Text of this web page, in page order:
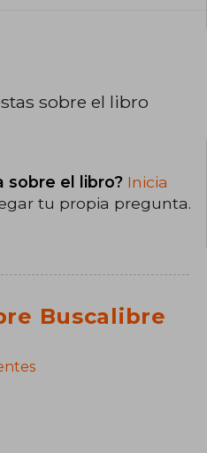
sobre el libro
sobre el libro? Inicia
tu propia pregunta.
Buscalibre